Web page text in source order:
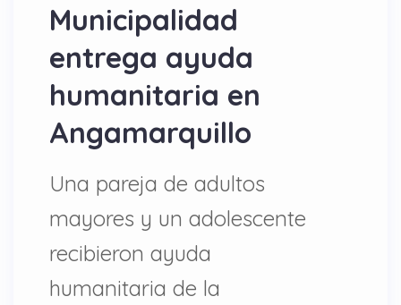
Municipalidad
entrega ayuda
humanitaria en
Angamarquillo
Una pareja de adultos
mayores y un adolescente
recibieron ayuda
humanitaria de la